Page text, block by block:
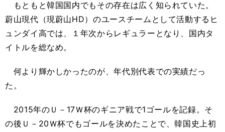
もともと韓国国内でもその存在は広く知られていた。
蔚山現代（現蔚山HD）のユースチームとして活動するヒ
ュンダイ高では、１年次からレギュラーとなり、国内タ
イトルを総なめ。
何より輝かしかったのが、年代別代表での実績だっ
た。
2015年のＵ－17Ｗ杯のギニア戦で1ゴールを記録。そ
の後Ｕ－20Ｗ杯でもゴールを決めたことで、韓国史上初